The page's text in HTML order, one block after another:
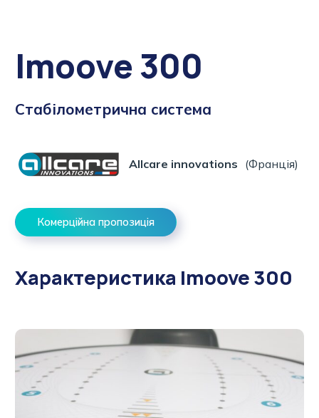
Imoove 300
Стабілометрична система
Allcare innovations (Франція)
Комерційна пропозиція
Характеристика Imoove 300